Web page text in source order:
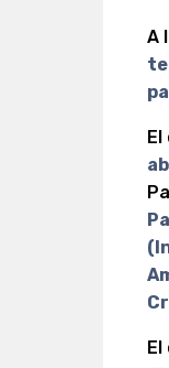
A
El